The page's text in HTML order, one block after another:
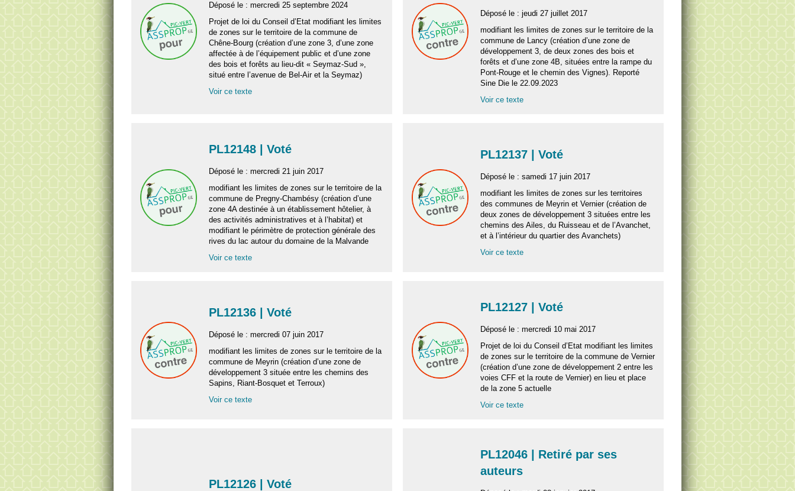
Déposé le : mercredi 25 septembre 2024
Projet de loi du Conseil d’Etat modifiant les limites
de zones sur le territoire de la commune de
Chêne-Bourg (création d’une zone 3, d’une zone
affectée à de l’équipement public et d’une zone
des bois et forêts au lieu-dit « Seymaz-Sud »,
situé entre l’avenue de Bel-Air et la Seymaz)
Voir ce texte
Déposé le : jeudi 27 juillet 2017
modifiant les limites de zones sur le territoire de la
commune de Lancy (création d’une zone de
développement 3, de deux zones des bois et
forêts et d’une zone 4B, situées entre la rampe du
Pont-Rouge et le chemin des Vignes). Reporté
Sine Die le 22.09.2023
Voir ce texte
PL12148 | Voté
Déposé le : mercredi 21 juin 2017
modifiant les limites de zones sur le territoire de la
commune de Pregny-Chambésy (création d’une
zone 4A destinée à un établissement hôtelier, à
des activités administratives et à l’habitat) et
modifiant le périmètre de protection générale des
rives du lac autour du domaine de la Malvande
Voir ce texte
PL12137 | Voté
Déposé le : samedi 17 juin 2017
modifiant les limites de zones sur les territoires
des communes de Meyrin et Vernier (création de
deux zones de développement 3 situées entre les
chemins des Ailes, du Ruisseau et de l’Avanchet,
et à l’intérieur du quartier des Avanchets)
Voir ce texte
PL12136 | Voté
Déposé le : mercredi 07 juin 2017
modifiant les limites de zones sur le territoire de la
commune de Meyrin (création d’une zone de
développement 3 située entre les chemins des
Sapins, Riant-Bosquet et Terroux)
Voir ce texte
PL12127 | Voté
Déposé le : mercredi 10 mai 2017
Projet de loi du Conseil d’Etat modifiant les limites
de zones sur le territoire de la commune de Vernier
(création d’une zone de développement 2 entre les
voies CFF et la route de Vernier) en lieu et place
de la zone 5 actuelle
Voir ce texte
PL12126 | Voté
PL12046 | Retiré par ses
auteurs